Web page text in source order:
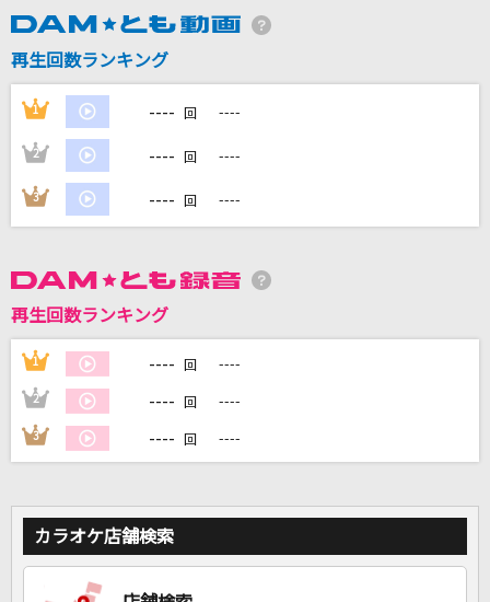
lulu.
Mrs. GREEN APPLE
ココロオドル
nobodyknows+(nobodyknows)
晩餐歌
少年ブレイヴ
じん(自然の敵P) feat.IA
[生音]香水
瑛人
DAMの新曲・ランキングなど
カラオケ最新情報をチェック！
再生回数ランキング
1 ---- 回 ----
2 ---- 回 ----
3 ---- 回 ----
再生回数ランキング
1 ---- 回 ----
2 ---- 回 ----
3 ---- 回 ----
カラオケ店舗検索